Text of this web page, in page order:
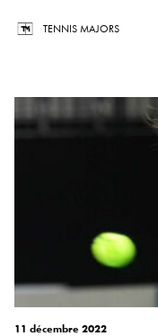
TENNIS MAJORS
11 décembre 2022